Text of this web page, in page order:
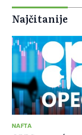
Najčitanije
NAFTA